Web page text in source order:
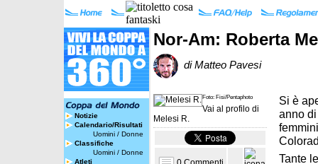
Notizie
Calendario/Risultati
Uomini / Donne
Classifiche
Uomini / Donne
Atleti
Nor-Am: Roberta
di Matteo Pavesi
Foto: Fisi/Pentaphoto
Vai al profilo di
Melesi R.
Si è
anno
Tante